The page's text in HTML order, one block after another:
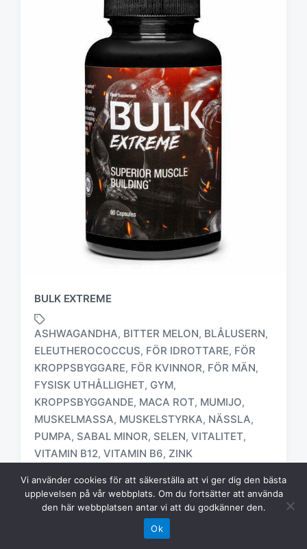
BULK EXTREME
ä
r
k
t
m
e
d
ASHWAGANDHA, BITTER MELON, BLÅLUSERN,
ELEUTHEROCOCCUS, FÖR IDROTTARE, FÖR
KROPPSBYGGARE, FÖR KVINNOR, FÖR MÄN,
FYSISK UTHÅLLIGHET, GYM,
KROPPSBYGGANDE, MACA ROT, MUMIJO,
MUSKELMASSA, MUSKELSTYRKA, NÄSSLA,
PUMPA, SABAL MINOR, SELEN, VITALITET,
VITAMIN B12, VITAMIN B6, ZINK
Avsedd för personer som styrketränar. Det
stöder uppbyggnaden av muskelmassa och
påskyndar regenereringen efter träning. Har
en positiv effekt på sexuell aktivitet. En rik
lista av ingredienser: bitter melonextrakt
Vi använder cookies för att säkerställa att vi ger dig den bästa
upplevelsen på vår webbplats. Om du fortsätter att använda
den här webbplatsen antar vi att du godkänner den.
Ok